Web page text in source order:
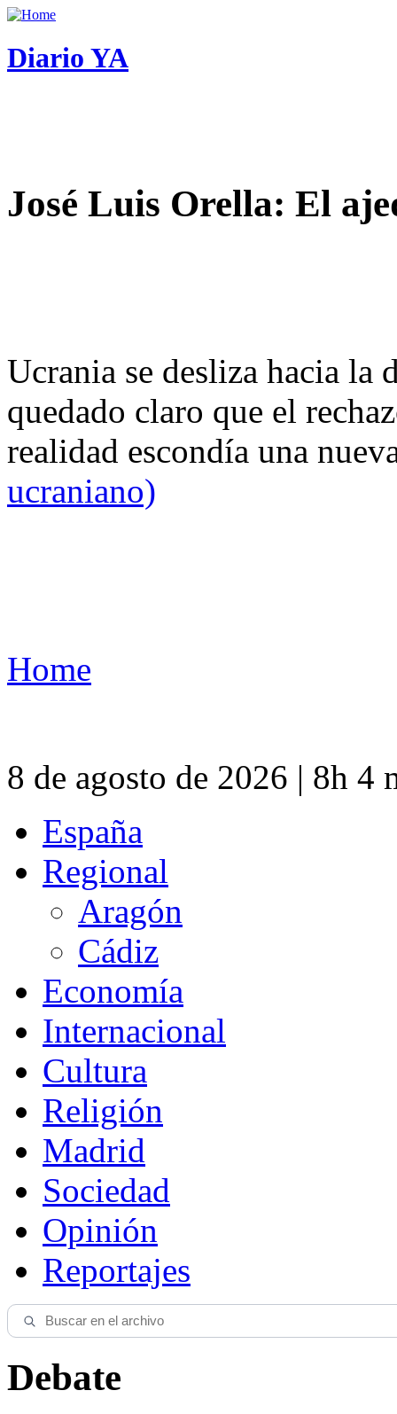
Diario YA
José Luis Orella: El
Ucrania se desliza hacia
quedado claro que el
realidad escondía una
ucraniano)
Home
8 de agosto de 2026 | 8h 4
España
Regional
Aragón
Cádiz
Economía
Internacional
Cultura
Religión
Madrid
Sociedad
Opinión
Reportajes
Debate